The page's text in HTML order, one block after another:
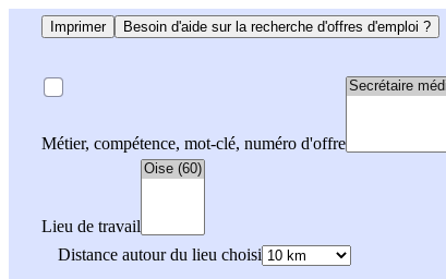
Imprimer Besoin d'aide sur la recherche d'offres d'emploi ?
Métier, compétence, mot-clé, numéro d'offre
Lieu de travail
Distance autour du lieu choisi